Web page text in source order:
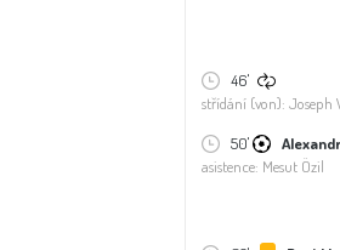
46'
střídání (von): Joseph
50'
asistence: Mesut Özil